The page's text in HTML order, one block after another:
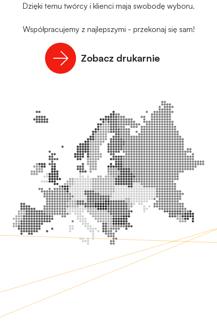
Dzięki temu twórcy i klienci mają swobodę wyboru.
Współpracujemy z najlepszymi - przekonaj się sam!
Zobacz drukarnie